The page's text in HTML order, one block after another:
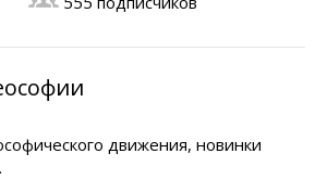
движения, новинки